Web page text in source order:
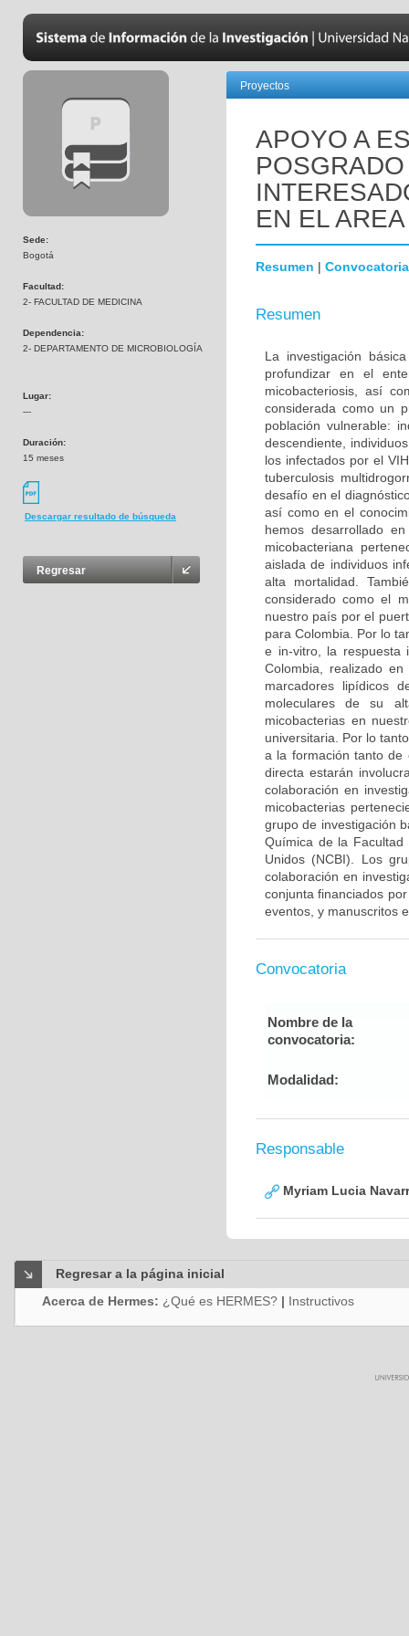
Sede:
Bogotá
Facultad:
2- FACULTAD DE MEDICINA
Dependencia:
2- DEPARTAMENTO DE MICROBIOLOGÍA
Lugar:
---
Duración:
15 meses
Descargar resultado de búsqueda
Regresar
Proyectos
APOYO A
EN EL
Resumen | Convocatoria
Resumen
La investigación
profundizar en el
micobacteriosis, así
considerada como un
población vulnerable:
descendiente,
los infectados por el
tuberculosis
desafío en el
así como en el
hemos desarrollado
micobacteriana
aislada de individuos
alta mortalidad.
considerado como el
nuestro país por el
para Colombia. Por lo
e in-vitro, la respuesta
Colombia, realizado
marcadores lipídicos
moleculares de su
micobacterias en
universitaria. Por lo
a la formación tanto de
directa estarán
colaboración en
micobacterias
grupo de investigación
Química de la
Unidos (NCBI). Los
colaboración en
conjunta financiados
eventos, y manuscritos
Convocatoria
Nombre de la
convocatoria:
Modalidad:
Responsable
Myriam Lucia
Regresar a la página inicial
Acerca de Hermes: ¿Qué es HERMES? | Instructivos